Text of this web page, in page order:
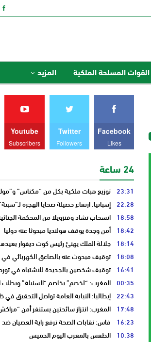
القوات المسلحة الملكية المزيد
Facebook
Likes
Twitter
Followers
Youtube
Subscribers
24 ساعة
23:31 توزيع هبات ملكية بكل من “مكناس”
22:28 إسبانيا: ارتفاع حصيلة ضحايا الهجرة
18:58 انسحاب تشاد وفنزويلا من المحكمة
18:42 أمن وجدة يوقف هولنديا مبحوثا عنه دوليا
18:14 جلالة الملك يهنئ رئيس كوت ديفوار
18:08 توقيف مبحوث عنه بالصاعق الكهربائي
16:41 توقيف شخصين بالجديدة للاشتباه في
00:35 المغرب: “لخصم” يخاصم “السنبلة” ويطلب
22:43 إيطاليا: النيابة العامة تواصل التحقيق
17:48 المغرب: انتزاز سائحتين يستنفر أمن
16:23 فاس: نقابات الصحة ترفع راية العصيان ضد
10:38 الطقس بالمغرب اليوم الخميس